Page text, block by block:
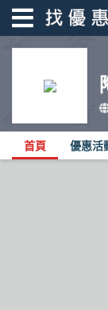
首頁 優惠活
找
優惠活動